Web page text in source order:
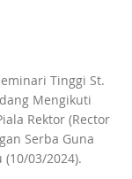
Tinggi St.
Mengikuti
Rektor (Rector
Serba Guna
(10/03/2024).